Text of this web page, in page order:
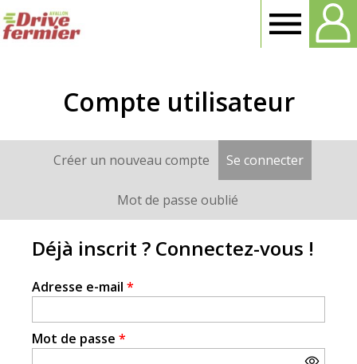
Avallon
Compte utilisateur
OngletsCréer un nouveau compte Se connecter(onglet
Mot de passe oublié
Déjà inscrit ? Connectez-vous !
Adresse e-mail *
Mot de passe *